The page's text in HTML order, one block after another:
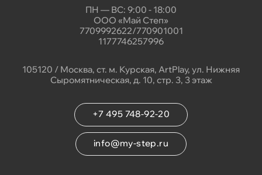
ПН — ВС: 9:00 - 18:00
ООО «Май Степ»
7709992622/770901001
1177746257996
105120 / Москва, ст. м. Курская, ArtPlay, ул. Нижняя
Сыромятническая, д. 10, стр. 3, 3 этаж
+7 495 748-92-20
info@my-step.ru